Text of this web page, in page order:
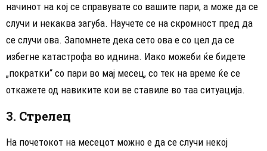
начинот на кој се справувате со вашите пари, а може да се
случи и некаква загуба. Научете се на скромност пред да
се случи ова. Запомнете дека сето ова е со цел да се
избегне катастрофа во иднина. Иако можеби ќе бидете
„пократки“ со пари во мај месец, со тек на време ќе се
откажете од навиките кои ве ставиле во таа ситуација.
3. Стрелец
На почетокот на месецот можно е да се случи некој